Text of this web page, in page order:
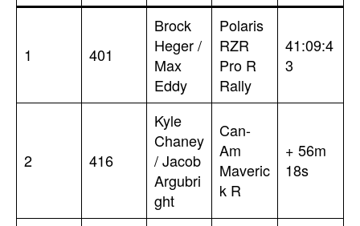
1 401
Brock
Heger /
Max
Eddy
Polaris
RZR
Pro R
Rally
41:09:4
3
2 416
Kyle
Chaney
/ Jacob
Argubri
ght
Can-
Am
Maveric
k R
+ 56m
18s